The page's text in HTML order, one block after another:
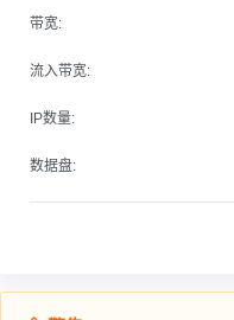
带宽:
流入带宽:
IP数量:
数据盘: